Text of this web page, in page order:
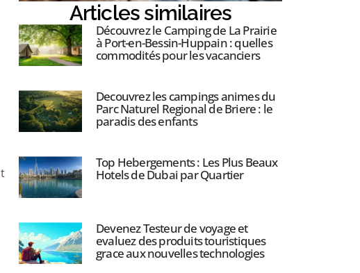
Articles similaires
Découvrez le Camping de La Prairie
à Port-en-Bessin-Huppain : quelles
commodités pour les vacanciers
Decouvrez les campings animes du
Parc Naturel Regional de Briere : le
paradis des enfants
Top Hebergements : Les Plus Beaux
Hotels de Dubai par Quartier
Devenez Testeur de voyage et
evaluez des produits touristiques
grace aux nouvelles technologies